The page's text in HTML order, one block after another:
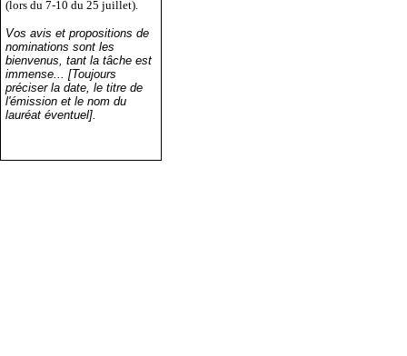
(lors du 7-10 du 25 juillet).
Vos avis et propositions de
nominations sont les
bienvenus, tant la tâche est
immense... [Toujours
préciser la date, le titre de
l'émission et le nom du
lauréat éventuel].